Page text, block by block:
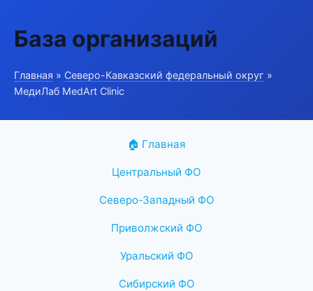
База организаций
Главная » Северо-Кавказский федеральный округ »
МедиЛаб MedArt Clinic
🏠 Главная
Центральный ФО
Северо-Западный ФО
Приволжский ФО
Уральский ФО
Сибирский ФО